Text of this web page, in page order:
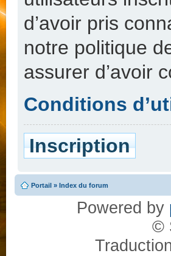
d’avoir pris
notre politique
assurer d’avoir
Conditions
Inscription
Portail » Index du forum
Powered by
©